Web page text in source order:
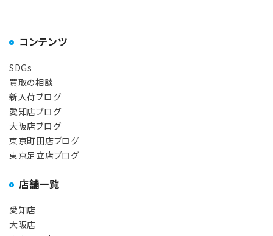
コンテンツ
SDGs
買取の相談
新入荷ブログ
愛知店ブログ
大阪店ブログ
東京町田店ブログ
東京足立店ブログ
店舗一覧
愛知店
大阪店